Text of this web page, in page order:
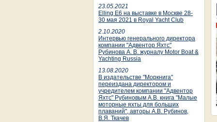
23.05.2021
Elling E6 на выставке в Москве 28-
30 мая 2021 в Royal Yacht Club
2.10.2020
Интервью генерального директора
компании "Адвентор Яхтс"
Рубинова А. В. журналу Motor Boat &
Yachting Russia
13.08.2020
В издательстве "Моркнига"
переиздана директором и
учредителем компании "Адвентор
Яхтс" Рубиновым А.В. книга "Малые
моторные яхты для больших
плаваний", авторы А.В. Рубинов,
В.Я. Ткачев